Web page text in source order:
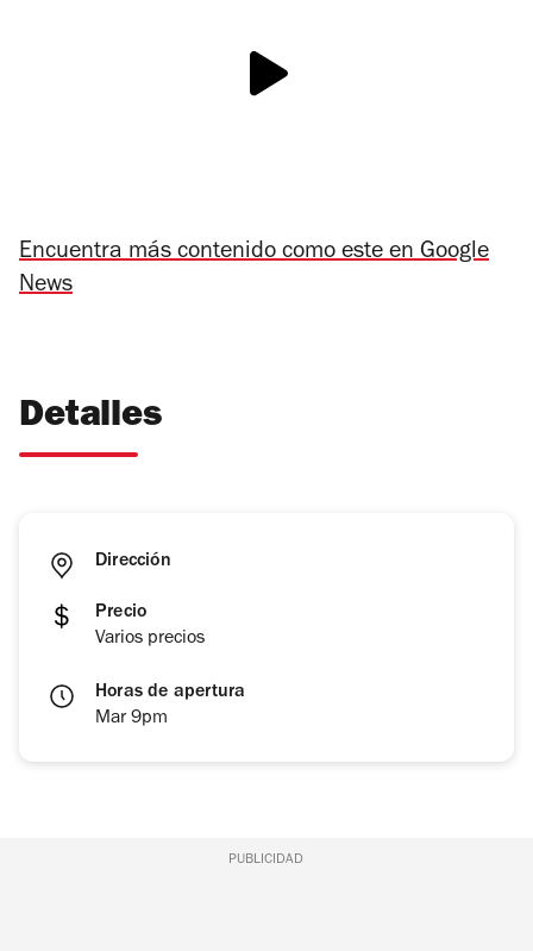
Encuentra más contenido como este en Google
News
Detalles
Dirección
Precio
Varios precios
Horas de apertura
Mar 9pm
PUBLICIDAD